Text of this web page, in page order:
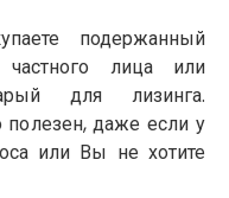
подержанный
лица или
для лизинга.
полезен, даже если у
или Вы не хотите